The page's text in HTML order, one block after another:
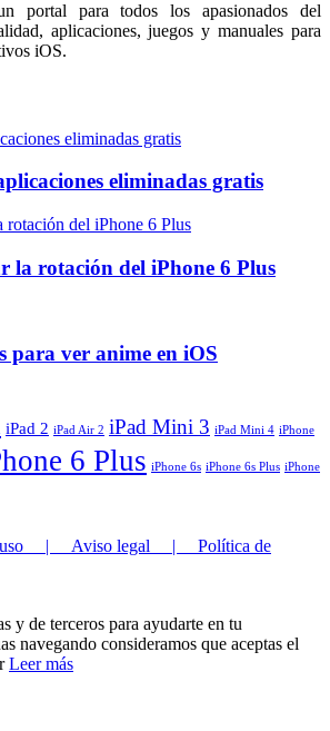
portal para todos los apasionados del
aplicaciones, juegos y manuales para
iOS.
eliminadas gratis
la rotación del iPhone 6 Plus
para ver anime en iOS
iPad 2 iPad Air 2 iPad Mini 3 iPad Mini 4 iPhone
6 Plus iPhone 6s iPhone 6s Plus iPhone
uso | Aviso legal | Política de
y de terceros para ayudarte en tu
navegando consideramos que aceptas el
Leer más